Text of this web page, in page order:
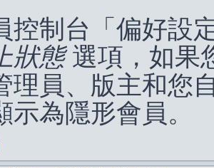
控制台「偏好設
狀態選項，如果
理員、版主和您
示為隱形會員。